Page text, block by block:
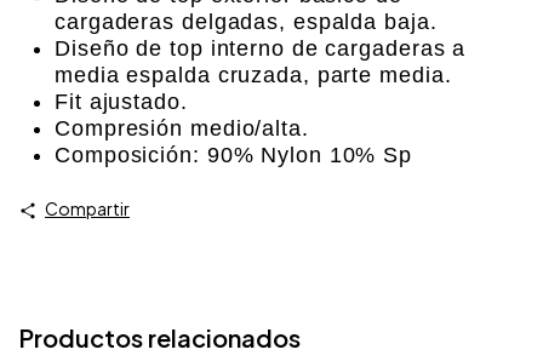
cargaderas delgadas, espalda baja.
Diseño de top interno de cargaderas a
media espalda cruzada, parte media.
Fit ajustado.
Compresión medio/alta.
Composición: 90% Nylon 10% Sp
Compartir
Productos relacionados